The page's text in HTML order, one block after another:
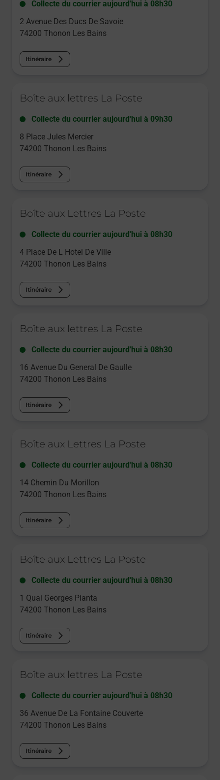
Collecte du courrier aujourd'hui à 08h30
2 Avenue Des Ducs De Savoie
74200 Thonon Les Bains
Itinéraire
Boîte aux lettres La Poste
Collecte du courrier aujourd'hui à 09h30
8 Place Jules Mercier
74200 Thonon Les Bains
Itinéraire
Boîte aux Lettres La Poste
Collecte du courrier aujourd'hui à 08h30
4 Place De L Hotel De Ville
74200 Thonon Les Bains
Itinéraire
Boîte aux lettres La Poste
Collecte du courrier aujourd'hui à 08h30
16 Avenue Du General De Gaulle
74200 Thonon Les Bains
Itinéraire
Boîte aux Lettres La Poste
Collecte du courrier aujourd'hui à 08h30
14 Chemin Du Morillon
74200 Thonon Les Bains
Itinéraire
Boîte aux Lettres La Poste
Collecte du courrier aujourd'hui à 08h30
1 Quai Georges Pianta
74200 Thonon Les Bains
Itinéraire
Boîte aux lettres La Poste
Collecte du courrier aujourd'hui à 08h30
36 Avenue De La Fontaine Couverte
74200 Thonon Les Bains
Itinéraire